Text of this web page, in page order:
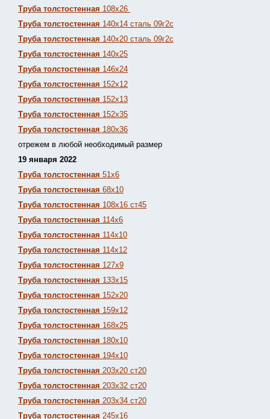
Труба толстостенная 108х26
Труба толстостенная 140х14 сталь 09г2с
Труба толстостенная 140х20 сталь 09г2с
Труба толстостенная 140х25
Труба толстостенная 146х24
Труба толстостенная 152х12
Труба толстостенная 152х13
Труба толстостенная 152х35
Труба толстостенная 180х36
отрежем в любой необходимый размер
19 января 2022
Труба толстостенная 51х6
Труба толстостенная 68х10
Труба толстостенная 108х16 ст45
Труба толстостенная 114х6
Труба толстостенная 114х10
Труба толстостенная 114х12
Труба толстостенная 127х9
Труба толстостенная 133х15
Труба толстостенная 152х20
Труба толстостенная 159х12
Труба толстостенная 168х25
Труба толстостенная 180х10
Труба толстостенная 194х10
Труба толстостенная 203х20 ст20
Труба толстостенная 203х32 ст20
Труба толстостенная 203х34 ст20
Труба толстостенная 245х16